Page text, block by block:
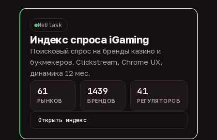
NeBlask
Индекс спроса iGaming
Поисковый спрос на бренды казино и
букмекеров. Clickstream, Chrome UX,
динамика 12 мес.
61
РЫНКОВ
1439
БРЕНДОВ
41
РЕГУЛЯТОРОВ
Открыть индекс